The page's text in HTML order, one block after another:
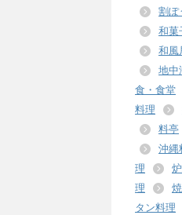
割ぽ
和菓
和風
地中
食・食堂
料理
料亭
沖縄
理
理
タン料理